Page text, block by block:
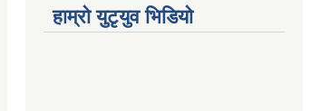
हाम्राे युटृयुव भिडियाे